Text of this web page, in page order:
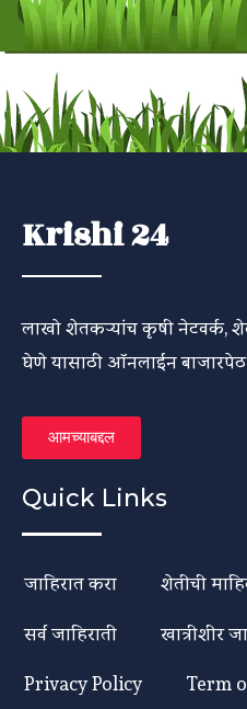
Krishi 24
लाखो शेतकऱ्यांच कृषी नेटवर्क,
घेणे यासाठी ऑनलाईन बाजारपेठ
आमच्याबद्दल
Quick Links
जाहिरात करा शेतीची
सर्व जाहिराती
खात्रीशीर
Privacy Policy
Term